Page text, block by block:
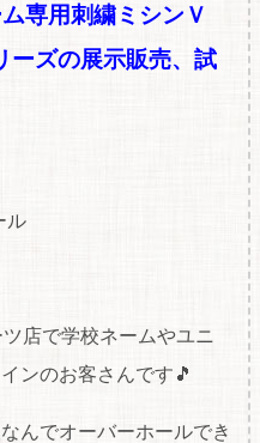
専用刺繍ミシンＶ
ーズの展示販売、試
ル
店で学校ネームやユニ
ンのお客さんです🎵
んでオーバーホールでき